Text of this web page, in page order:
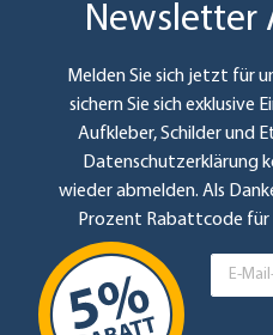
Newsletter
Melden Sie sich jetzt für
sichern Sie sich exklusive
Aufkleber, Schilder und
Datenschutzerklärung
wieder abmelden. Als
Prozent Rabattcode für